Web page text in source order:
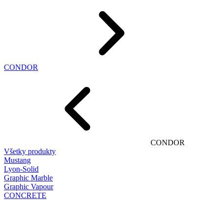
CONDOR
CONDOR
Všetky produkty
Mustang
Lyon-Solid
Graphic Marble
Graphic Vapour
CONCRETE